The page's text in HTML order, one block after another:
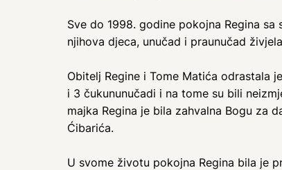
Sve do 1998. godine pokojna Regina
njihova djeca, unučad i praunučad
Obitelj Regine i Tome Matića odrastala
i 3 čukununučadi i na tome su bili
majka Regina je bila zahvalna Bogu za
Ćibarića.
U svome životu pokojna Regina bila je